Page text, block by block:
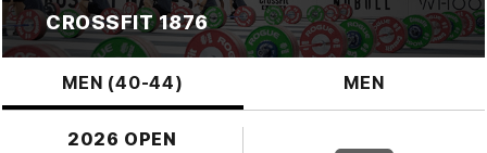
CROSSFIT 1876
MEN (40-44) MEN
2026 OPEN